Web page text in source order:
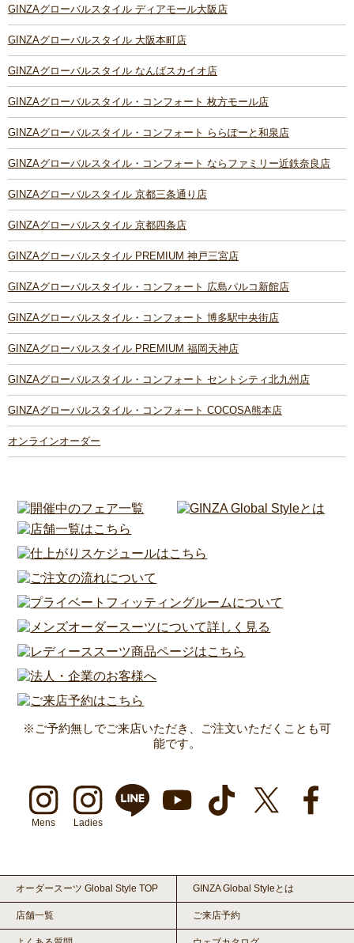
GINZAグローバルスタイル ディアモール大阪店
GINZAグローバルスタイル 大阪本町店
GINZAグローバルスタイル なんばスカイオ店
GINZAグローバルスタイル・コンフォート 枚方モール店
GINZAグローバルスタイル・コンフォート ららぽーと和泉店
GINZAグローバルスタイル・コンフォート ならファミリー近鉄奈良店
GINZAグローバルスタイル 京都三条通り店
GINZAグローバルスタイル 京都四条店
GINZAグローバルスタイル PREMIUM 神戸三宮店
GINZAグローバルスタイル・コンフォート 広島パルコ新館店
GINZAグローバルスタイル・コンフォート 博多駅中央街店
GINZAグローバルスタイル PREMIUM 福岡天神店
GINZAグローバルスタイル・コンフォート セントシティ北九州店
GINZAグローバルスタイル・コンフォート COCOSA熊本店
オンラインオーダー
※ご予約無しでご来店いただき、ご注文いただくことも可
能です。
Mens Ladies
オーダースーツ Global Style TOP GINZA Global Styleとは
店舗一覧 ご来店予約